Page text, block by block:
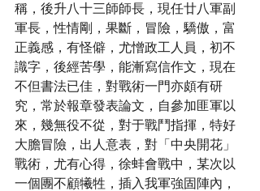
稱，後升八十三師師長，現任廿八軍副
軍長，性情剛，果斷，冒險，驕傲，富
正義感，有怪僻，尤憎政工人員，初不
識字，後經苦學，能漸寫信作文，現在
不但書法已佳，對戰術一門亦頗有研
究，常於報章發表論文，自參加匪軍以
來，幾無役不從，對于戰鬥指揮，特好
大膽冒險，出人意表，對「中央開花」
戰術，尤有心得，徐蚌會戰中，某次以
一個團不顧犧牲，插入我軍強固陣內，